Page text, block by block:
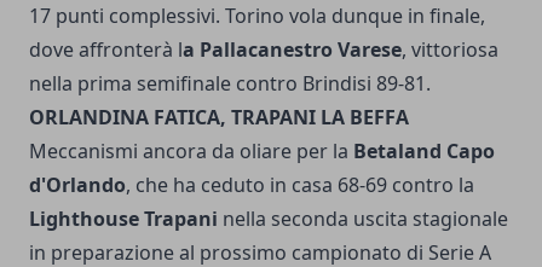
17 punti complessivi. Torino vola dunque in finale,
dove affronterà la Pallacanestro Varese, vittoriosa
nella prima semifinale contro Brindisi 89-81.
ORLANDINA FATICA, TRAPANI LA BEFFA
Meccanismi ancora da oliare per la Betaland Capo
d'Orlando, che ha ceduto in casa 68-69 contro la
Lighthouse Trapani nella seconda uscita stagionale
in preparazione al prossimo campionato di Serie A